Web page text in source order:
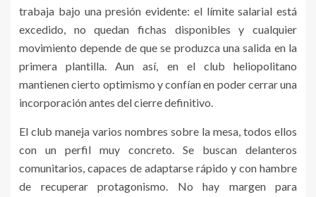
trabaja bajo una presión evidente: el límite salarial está
excedido, no quedan fichas disponibles y cualquier
movimiento depende de que se produzca una salida en la
primera plantilla. Aun así, en el club heliopolitano
mantienen cierto optimismo y confían en poder cerrar una
incorporación antes del cierre definitivo.
El club maneja varios nombres sobre la mesa, todos ellos
con un perfil muy concreto. Se buscan delanteros
comunitarios, capaces de adaptarse rápido y con hambre
de recuperar protagonismo. No hay margen para